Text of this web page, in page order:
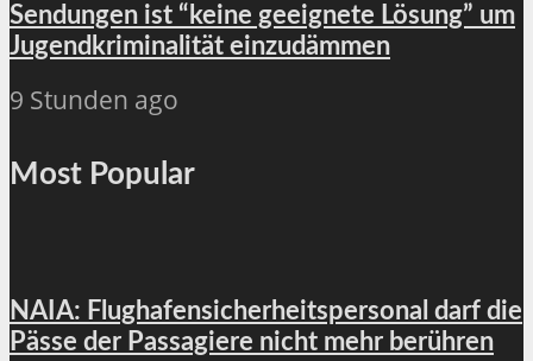
Sendungen ist “keine geeignete Lösung” um
Jugendkriminalität einzudämmen
9 Stunden ago
Most Popular
NAIA: Flughafensicherheitspersonal darf die
Pässe der Passagiere nicht mehr berühren